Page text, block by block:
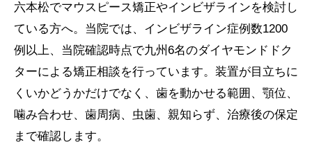
六本松でマウスピース矯正やインビザラインを検討し
ている方へ。当院では、インビザライン症例数1200
例以上、当院確認時点で九州6名のダイヤモンドドク
ターによる矯正相談を行っています。装置が目立ちに
くいかどうかだけでなく、歯を動かせる範囲、顎位、
噛み合わせ、歯周病、虫歯、親知らず、治療後の保定
まで確認します。